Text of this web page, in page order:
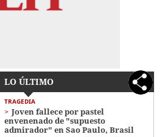
LO ÚLTIMO
TRAGEDIA
Joven fallece por pastel
envenenado de "supuesto
admirador" en Sao Paulo, Brasil